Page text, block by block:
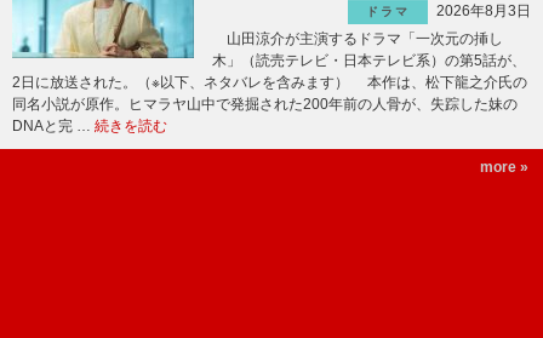
ドラマ
2026年8月3日
山田涼介が主演するドラマ「一次元の挿し
木」（読売テレビ・日本テレビ系）の第5話が、
2日に放送された。（※以下、ネタバレを含みます） 本作は、松下龍之介氏の
同名小説が原作。ヒマラヤ山中で発掘された200年前の人骨が、失踪した妹の
DNAと完 … 続きを読む
more »